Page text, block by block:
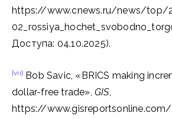
https://www.cnews.ru/news/top/
Доступа: 04.10.2025).
[vii] Bob Savic, «BRICS making
dollar-free trade», GIS,
https://